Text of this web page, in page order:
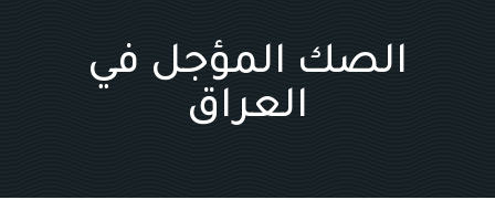
الصك المؤجل في
العراق